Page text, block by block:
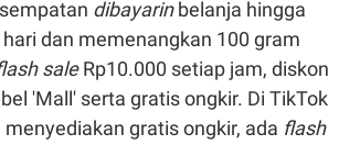
dibayarinbelanja hingga
dan memenangkan 100 gram
saleRp10.000 setiap jam, diskon
'Mall' serta gratis ongkir. Di TikTok
menyediakan gratis ongkir, ada flash